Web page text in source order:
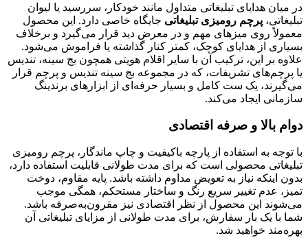
در میان هدایای تبلیغاتی متداول مانند خودکار، سررسید یا لیوان
تبلیغاتی، پرچم رومیزی تبلیغاتی جایگاه خاصی دارد. این محصول
معمولاً روی میزهای مهم و در معرض دید قرار می‌گیرد و برخلاف
بسیاری از هدایای کوچک، کمتر کنار گذاشته یا فراموش می‌شود.
علاوه بر این، ترکیب آن با سایر اقلام هویتی همچون بج سینه، تندیس
یا پرچم‌های تشریفات، که در مجموعه بج سینه تندیس و پرچم قرار
می‌گیرند، یک ست کامل و بسیار حرفه‌ای از ابزارهای برندینگ
سازمانی ایجاد می‌کند.
دوام بالا و صرفه اقتصادی
با توجه به استفاده از پارچه باکیفیت و چاپ ماندگار، پرچم رومیزی
تبلیغاتی محصولی است که برای مدت طولانی قابلیت استفاده دارد،
بدون اینکه نیاز به تعویض مداوم داشته باشد. پایه مقاوم، دوخت
تمیز، عدم تغییر سریع رنگ و ساختار مستحکم، همگی موجب
می‌شوند این محصول از نظر اقتصادی نیز مقرون‌به‌صرفه باشد.
شما با یک بار سفارش، برای مدت طولانی از مزایای تبلیغاتی آن
بهره‌مند خواهید شد.